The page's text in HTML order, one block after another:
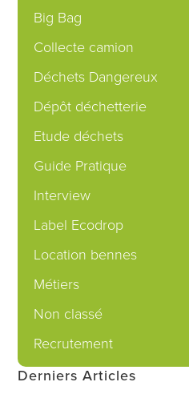
Big Bag
Collecte camion
Déchets Dangereux
Dépôt déchetterie
Etude déchets
Guide Pratique
Interview
Label Ecodrop
Location bennes
Métiers
Non classé
Recrutement
Derniers Articles